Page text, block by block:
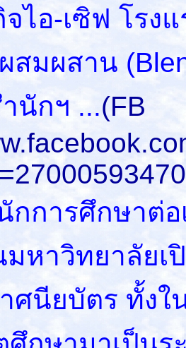
ไอ-เซิฟ โรง
มผสาน
นักฯ ...(FB
ศึกษาต่อเนื่
มหาวิทยาลัยเ
ศนียบัตร ทั้ง